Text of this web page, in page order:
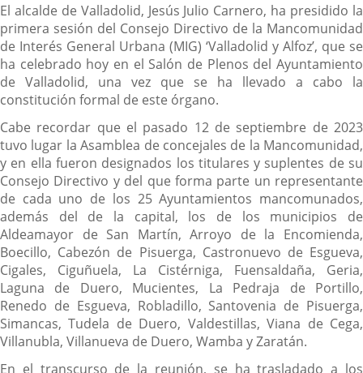
El alcalde de Valladolid, Jesús Julio Carnero, ha presidido la
primera sesión del Consejo Directivo de la Mancomunidad
de Interés General Urbana (MIG) ‘Valladolid y Alfoz’, que se
ha celebrado hoy en el Salón de Plenos del Ayuntamiento
de Valladolid, una vez que se ha llevado a cabo la
constitución formal de este órgano.
Cabe recordar que el pasado 12 de septiembre de 2023
tuvo lugar la Asamblea de concejales de la Mancomunidad,
y en ella fueron designados los titulares y suplentes de su
Consejo Directivo y del que forma parte un representante
de cada uno de los 25 Ayuntamientos mancomunados,
además del de la capital, los de los municipios de
Aldeamayor de San Martín, Arroyo de la Encomienda,
Boecillo, Cabezón de Pisuerga, Castronuevo de Esgueva,
Cigales, Ciguñuela, La Cistérniga, Fuensaldaña, Geria,
Laguna de Duero, Mucientes, La Pedraja de Portillo,
Renedo de Esgueva, Robladillo, Santovenia de Pisuerga,
Simancas, Tudela de Duero, Valdestillas, Viana de Cega,
Villanubla, Villanueva de Duero, Wamba y Zaratán.
En el transcurso de la reunión, se ha trasladado a los